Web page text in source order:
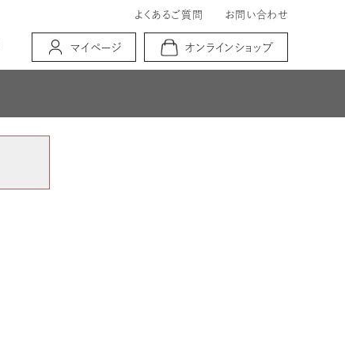
よくあるご質問 お問い合わせ
マイページ オンラインショップ